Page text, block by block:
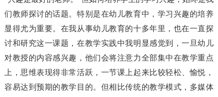
们教师探讨的话题。特别是在幼儿教育中，学习兴趣的培养
显得尤为重要。在我从事幼儿教育的十多年里，也在一直探
讨和研究这一课题，在教学实践中我明显感觉到，一旦幼儿
对教授的内容感兴趣，他们会将注意力全部集中在教学重点
上，思维表现得非常活跃，一节课上起来比较轻松、愉悦，
容易达到预期的教学目的。但相比传统的教学模式，多媒体